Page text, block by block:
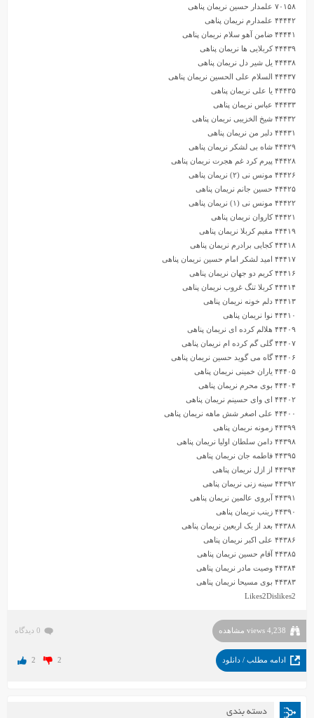
۷۰۱۵۸ علمدار حسین نریمان پناهی
۴۴۴۴۲ علمدارم نریمان پناهی
۴۴۴۴۱ ضامن آهو سلام نریمان پناهی
۴۴۴۳۹ کربلایی ها نریمان پناهی
۴۴۴۳۸ یل شیر دل نریمان پناهی
۴۴۴۳۷ السلام علی الحسین نریمان پناهی
۴۴۴۳۵ یا علی نریمان پناهی
۴۴۴۳۳ عباس نریمان پناهی
۴۴۴۳۲ شیخ الخزیبی نریمان پناهی
۴۴۴۳۱ دلبر من نریمان پناهی
۴۴۴۲۹ شاه بی لشکر نریمان پناهی
۴۴۴۲۸ پیرم کرد غم هجرت نریمان پناهی
۴۴۴۲۶ مونس نی (۲) نریمان پناهی
۴۴۴۲۵ حسین جانم نریمان پناهی
۴۴۴۲۲ مونس نی (۱) نریمان پناهی
۴۴۴۲۱ کاروان نریمان پناهی
۴۴۴۱۹ مقیم کربلا نریمان پناهی
۴۴۴۱۸ کجایی برادرم نریمان پناهی
۴۴۴۱۷ امید لشکر امام حسین نریمان پناهی
۴۴۴۱۶ کریم دو جهان نریمان پناهی
۴۴۴۱۴ کربلا تنگ غروب نریمان پناهی
۴۴۴۱۳ دلم خونه نریمان پناهی
۴۴۴۱۰ نوا نریمان پناهی
۴۴۴۰۹ هلالم کرده ای نریمان پناهی
۴۴۴۰۷ گلی گم کرده ام نریمان پناهی
۴۴۴۰۶ گاه می گوید حسین نریمان پناهی
۴۴۴۰۵ یاران خمینی نریمان پناهی
۴۴۴۰۴ بوی محرم نریمان پناهی
۴۴۴۰۲ ای وای حسینم نریمان پناهی
۴۴۴۰۰ علی اصغر شش ماهه نریمان پناهی
۴۴۳۹۹ زمونه نریمان پناهی
۴۴۳۹۸ دامن سلطان اولیا نریمان پناهی
۴۴۳۹۵ فاطمه جان نریمان پناهی
۴۴۳۹۴ از ازل نریمان پناهی
۴۴۳۹۲ سینه زنی نریمان پناهی
۴۴۳۹۱ آبروی عالمین نریمان پناهی
۴۴۳۹۰ زینب نریمان پناهی
۴۴۳۸۸ بعد از یک اربعین نریمان پناهی
۴۴۳۸۶ علی اکبر نریمان پناهی
۴۴۳۸۵ آقام حسین نریمان پناهی
۴۴۳۸۴ وصیت مادر نریمان پناهی
۴۴۳۸۳ بوی مسیحا نریمان پناهی
Likes2Dislikes2
4,238 views مشاهده 0 دیدگاه
ادامه مطلب / دانلود 2 2
دسته بندی